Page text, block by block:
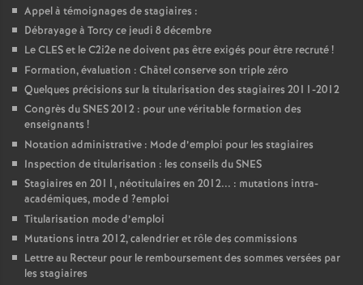
Appel à témoignages de stagiaires :
Débrayage à Torcy ce jeudi 8 décembre
LeCLESet le C2i2e ne doivent pas être exigés pour être recruté!
Formation, évaluation : Châtel conserve son triple zéro
Quelques précisions sur la titularisation des stagiaires 2011-2012
Congrès duSNES2012 : pour une véritable formation des
enseignants !
Notation administrative : Mode d’emploi pour les stagiaires
Inspection de titularisation : les conseils duSNES
Stagiaires en 2011, néotitulaires en 2012... : mutations intra-
académiques, mode d ?emploi
Titularisation mode d’emploi
Mutations intra 2012, calendrier et rôle des commissions
Lettre au Recteur pour le remboursement des sommes versées par
les stagiaires